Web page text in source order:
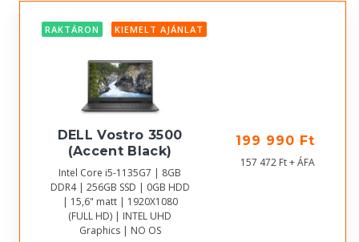
RAKTÁRON KIEMELT AJÁNLAT
DELL Vostro 3500
(Accent Black)
Intel Core i5-1135G7 | 8GB
DDR4 | 256GB SSD | 0GB HDD
| 15,6" matt | 1920X1080
(FULL HD) | INTEL UHD
Graphics | NO OS
199 990 Ft
157 472 Ft + ÁFA